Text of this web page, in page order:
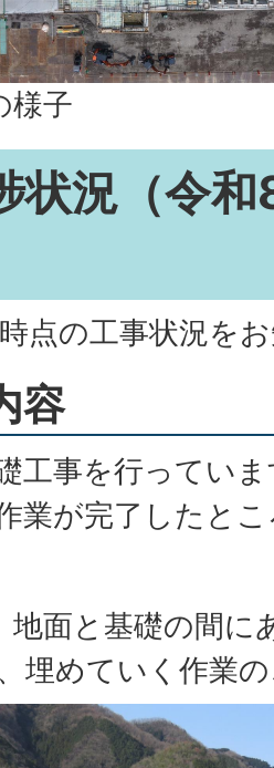
様子
状況（令
点の工事状況を
容
工事を行ってい
業が完了したと
地面と基礎の間に
埋めていく作業